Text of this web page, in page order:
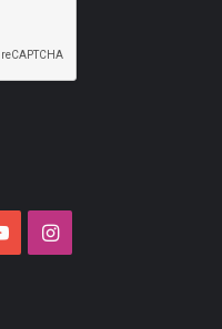
YouTubeInstagram